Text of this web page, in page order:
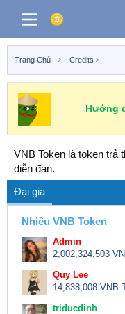
Trang Chủ Credits
Hướng
VNB Token là token trả
diễn đàn.
Đại gia
Nhiều VNB Token
Admin
2,002,324,503
Quy Lee
14,838,008 VNB
triducdinh